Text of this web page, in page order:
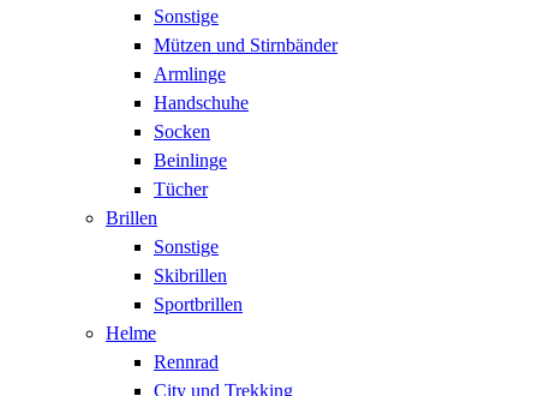
Sonstige
Mützen und Stirnbänder
Armlinge
Handschuhe
Socken
Beinlinge
Tücher
Brillen
Sonstige
Skibrillen
Sportbrillen
Helme
Rennrad
City und Trekking